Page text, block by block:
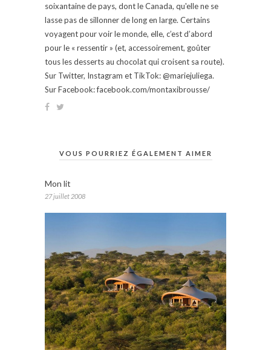
soixantaine de pays, dont le Canada, qu'elle ne se
lasse pas de sillonner de long en large. Certains
voyagent pour voir le monde, elle, c’est d’abord
pour le « ressentir » (et, accessoirement, goûter
tous les desserts au chocolat qui croisent sa route).
Sur Twitter, Instagram et TikTok: @mariejuliega.
Sur Facebook: facebook.com/montaxibrousse/
VOUS POURRIEZ ÉGALEMENT AIMER
Mon lit
27 juillet 2008